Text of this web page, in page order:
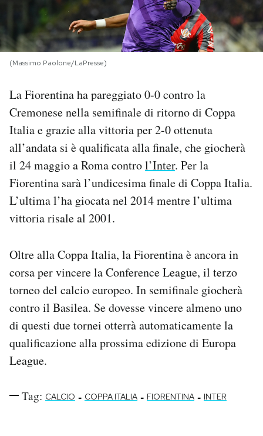
PODCAST
NEWSLETTER
I MIEI PREFERITI
SHOP
CALENDARIO
AREA PERSONALE
Newsletter
Notifiche mobile
Regala il Post
Hai bisogno di aiuto?
(Massimo Paolone/LaPresse)
La Fiorentina ha pareggiato 0-0 contro la
Cremonese nella semifinale di ritorno di Coppa
Italia e grazie alla vittoria per 2-0 ottenuta
all’andata si è qualificata alla finale, che giocherà
il 24 maggio a Roma control’Inter. Per la
Fiorentina sarà l’undicesima finale di Coppa Italia.
L’ultima l’ha giocata nel 2014 mentre l’ultima
vittoria risale al 2001.
Oltre alla Coppa Italia, la Fiorentina è ancora in
corsa per vincere la Conference League, il terzo
torneo del calcio europeo. In semifinale giocherà
contro il Basilea. Se dovesse vincere almeno uno
di questi due tornei otterrà automaticamente la
qualificazione alla prossima edizione di Europa
League.
Tag: CALCIO - COPPA ITALIA - FIORENTINA - INTER